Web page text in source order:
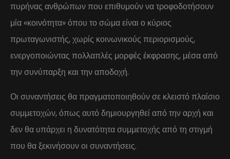
πυρήνας ανθρώπων που επιθυμούν να τροφοδοτήσουν
μία «κοινότητα» όπου το σώμα είναι ο κύριος
πρωταγωνιστής, χωρίς κοινωνικούς περιορισμούς,
ενεργοποιώντας πολλαπλές μορφές έκφρασης, μέσα από
την συνύπαρξη και την αποδοχή.
Οι συναντήσεις θα πραγματοποιηθούν σε κλειστό πλαίσιο
συμμετοχών, όπως αυτό δημιουργηθεί από την αρχή και
δεν θα υπάρχει η δυνατότητα συμμετοχής από τη στιγμή
που θα ξεκινήσουν οι συναντήσεις.